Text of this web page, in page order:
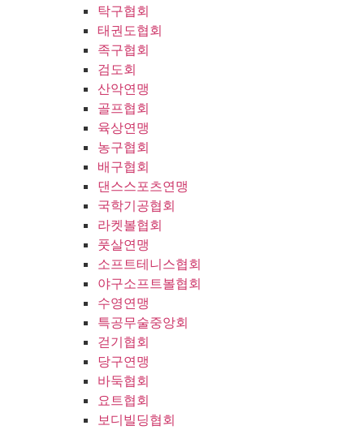
탁구협회
태권도협회
족구협회
검도회
산악연맹
골프협회
육상연맹
농구협회
배구협회
댄스스포츠연맹
국학기공협회
라켓볼협회
풋살연맹
소프트테니스협회
야구소프트볼협회
수영연맹
특공무술중앙회
걷기협회
당구연맹
바둑협회
요트협회
보디빌딩협회